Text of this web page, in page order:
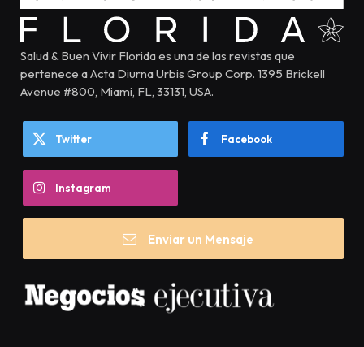
Salud & Buen Vivir Florida es una de las revistas que
pertenece a Acta Diurna Urbis Group Corp. 1395 Brickell
Avenue #800, Miami, FL, 33131, USA.
Twitter Facebook
Instagram
Enviar un Mensaje